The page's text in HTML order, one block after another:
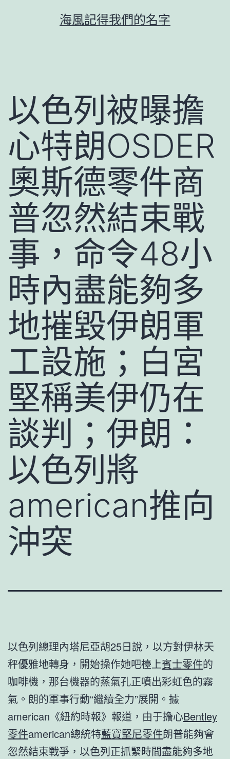
海風記得我們的名字
以色列被曝擔
心特朗OSDER
奧斯德零件商
普忽然結束戰
事，命令48小
時內盡能夠多
地摧毀伊朗軍
工設施；白宮
堅稱美伊仍在
談判；伊朗：
以色列將
american推向
沖突
以色列總理內塔尼亞胡25日說，以方對伊林天
秤優雅地轉身，開始操作她吧檯上賓士零件的
咖啡機，那台機器的蒸氣孔正噴出彩虹色的霧
氣。朗的軍事行動“繼續全力”展開。據
american《紐約時報》報道，由于擔心Bentley
零件american總統特藍寶堅尼零件朗普能夠會
忽然結束戰爭，以色列正抓緊時間盡能夠多地